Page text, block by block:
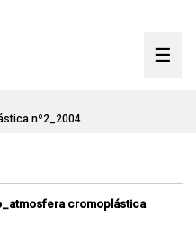
☰
nº2_2004
cromoplástica